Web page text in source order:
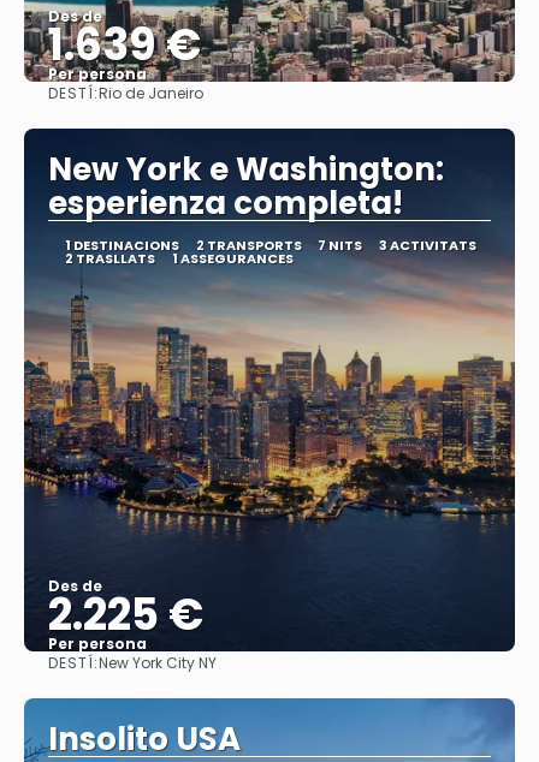
Des de
1.639 €
Per persona
DESTÍ:Rio de Janeiro
New York e Washington:
esperienza completa!
1 DESTINACIONS 2 TRANSPORTS 7 NITS 3 ACTIVITATS
2 TRASLLATS 1 ASSEGURANCES
Des de
2.225 €
Per persona
DESTÍ:New York City NY
Insolito USA